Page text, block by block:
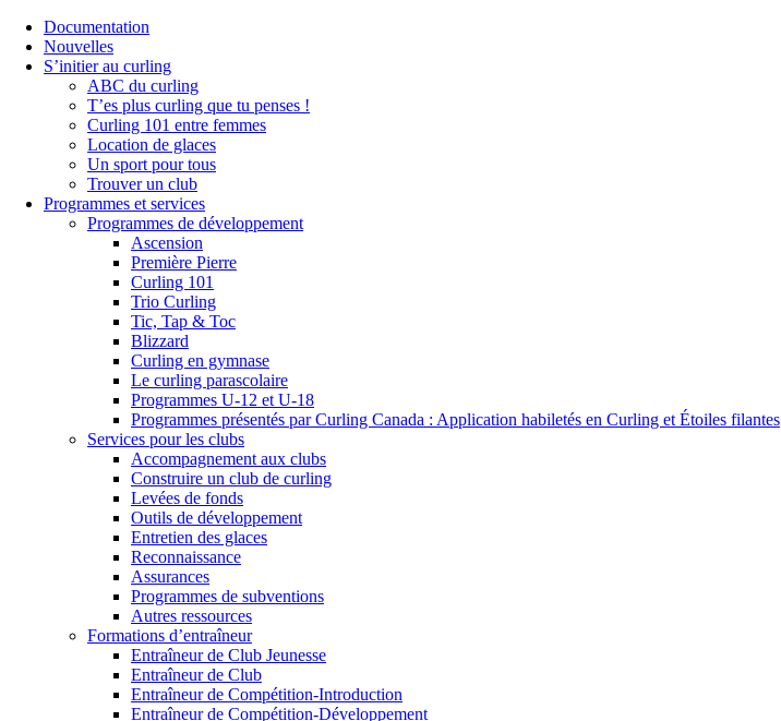
Documentation
Nouvelles
S’initier au curling
ABC du curling
T’es plus curling que tu penses !
Curling 101 entre femmes
Location de glaces
Un sport pour tous
Trouver un club
Programmes et services
Programmes de développement
Ascension
Première Pierre
Curling 101
Trio Curling
Tic, Tap & Toc
Blizzard
Curling en gymnase
Le curling parascolaire
Programmes U-12 et U-18
Programmes présentés par Curling Canada : Application habiletés en Curling et Étoiles filantes
Services pour les clubs
Accompagnement aux clubs
Construire un club de curling
Levées de fonds
Outils de développement
Entretien des glaces
Reconnaissance
Assurances
Programmes de subventions
Autres ressources
Formations d’entraîneur
Entraîneur de Club Jeunesse
Entraîneur de Club
Entraîneur de Compétition-Introduction
Entraîneur de Compétition-Développement